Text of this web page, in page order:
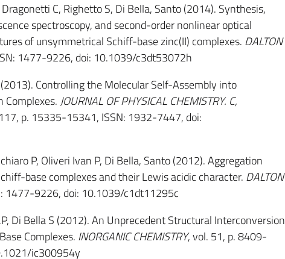
C, Righetto S, Di Bella, Santo (2014). Synthesis,
spectroscopy, and second-order nonlinear optical
of unsymmetrical Schiff-base zinc(II) complexes. DALTON
1477-9226, doi: 10.1039/c3dt53072h
Controlling the Molecular Self-Assembly into
Complexes.JOURNAL OF PHYSICAL CHEMISTRY. C,
p. 15335-15341, ISSN: 1932-7447, doi:
P, Oliveri Ivan P, Di Bella, Santo (2012). Aggregation
base complexes and their Lewis acidic character. DALTON
1477-9226, doi: 10.1039/c1dt11295c
Di Bella S (2012). An Unprecedent Structural Interconversion
Complexes. INORGANIC CHEMISTRY, vol. 51, p. 8409-
ic300954y